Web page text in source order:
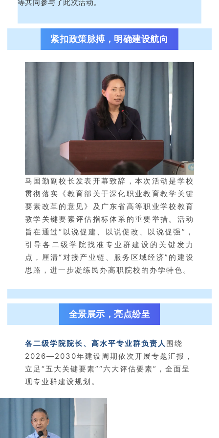
等共同参与了此次活动。
紧扣政策脉搏，明确建设航向
马国勤副校长发表开幕致辞，本次活动是学校
贯彻落实《教育部关于深化职业教育教学关键
要素改革的意见》及广东省高等职业学校教育
教学关键要素评估指标体系的重要举措。活动
旨在通过“以说促建、以说促改、以说促强”，
引导各二级学院找准专业群建设的关键发力
点，厘清“对接产业链、服务区域经济”的建设
思路，进一步凝练民办高职院校的办学特色。
全景展示，亮点纷呈
各二级学院院长、高水平专业群负责人 围绕
2026—2030年建设周期依次开展专题汇报，
立足“五大关键要素”“六大评估要素”，全面呈
现专业群建设规划。